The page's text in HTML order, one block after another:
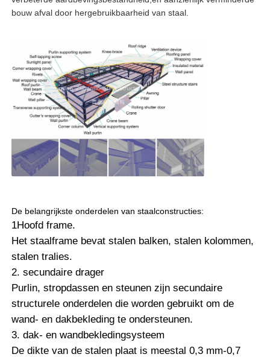
Commercieel staalgebouw
Mijnstructuren
Stalen constructie vliegtuigloods
Pluimveestal met stalen structuur
Staalconstructie watertenktoren
Bouwconstructie van stalen structuur
Poedergecoate stalen structuur
bouw afval door hergebruikbaarheid van staal.
De belangrijkste onderdelen van staalconstructies:
1Hoofd frame.
Het staalframe bevat stalen balken, stalen kolommen,
stalen tralies.
2. secundaire drager
Purlin, stropdassen en steunen zijn secundaire
structurele onderdelen die worden gebruikt om de
wand- en dakbekleding te ondersteunen.
3. dak- en wandbekledingsysteem
De dikte van de stalen plaat is meestal 0,3 mm-0,7